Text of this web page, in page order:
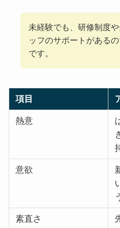
未経験でも、研修制度
ッフのサポートがある
です。
項目
熱意
意欲
素直さ